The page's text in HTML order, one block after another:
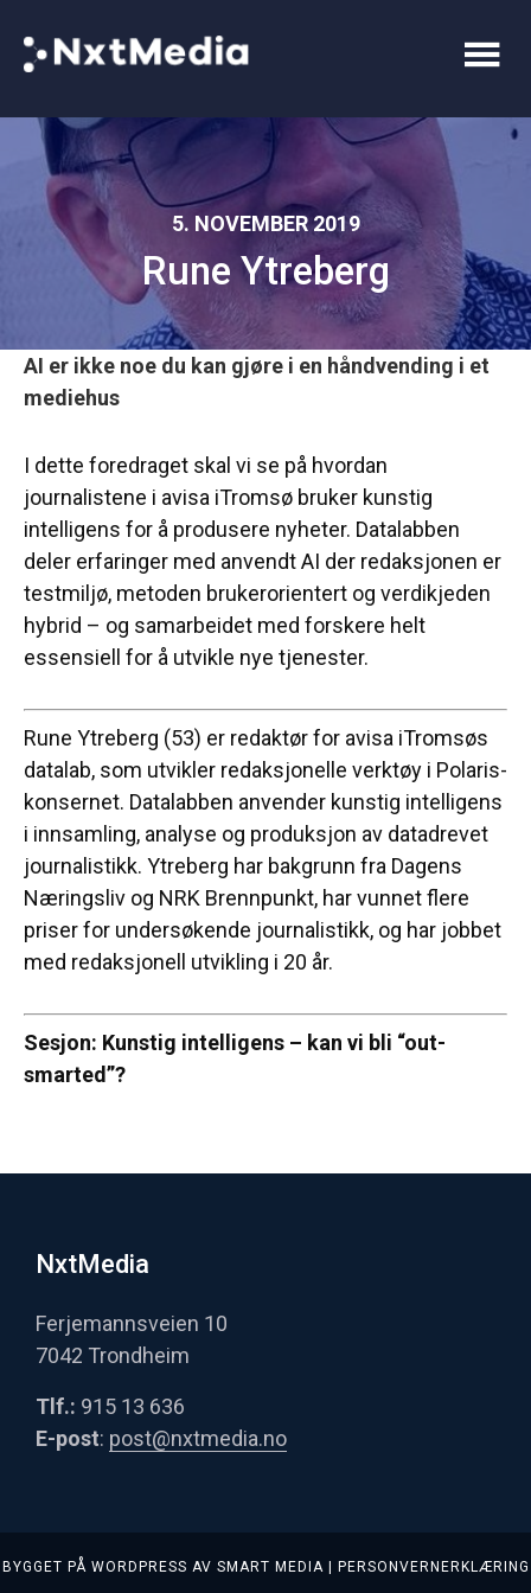
5. NOVEMBER 2019
Rune Ytreberg
AI er ikke noe du kan gjøre i en håndvending i et
mediehus
I dette foredraget skal vi se på hvordan
journalistene i avisa iTromsø bruker kunstig
intelligens for å produsere nyheter. Datalabben
deler erfaringer med anvendt AI der redaksjonen er
testmiljø, metoden brukerorientert og verdikjeden
hybrid – og samarbeidet med forskere helt
essensiell for å utvikle nye tjenester.
Rune Ytreberg (53) er redaktør for avisa iTromsøs
datalab, som utvikler redaksjonelle verktøy i Polaris-
konsernet. Datalabben anvender kunstig intelligens
i innsamling, analyse og produksjon av datadrevet
journalistikk. Ytreberg har bakgrunn fra Dagens
Næringsliv og NRK Brennpunkt, har vunnet flere
priser for undersøkende journalistikk, og har jobbet
med redaksjonell utvikling i 20 år.
Sesjon: Kunstig intelligens – kan vi bli “out-
smarted”?
NxtMedia
Ferjemannsveien 10
7042 Trondheim
Tlf.: 915 13 636
E-post: post@nxtmedia.no
BYGGET PÅ WORDPRESS AV SMART MEDIA| PERSONVERNERKLÆRING